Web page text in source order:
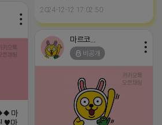
DxbDyFPLzcmoL8V4dAcY...
2024-12-12 17:02:50
마
! ♥️마
마르코스팟
비공개